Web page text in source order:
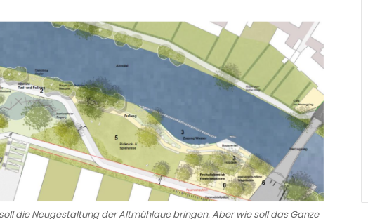
die Neugestaltung der Altmühlaue bringen. Aber wie soll das Ganze